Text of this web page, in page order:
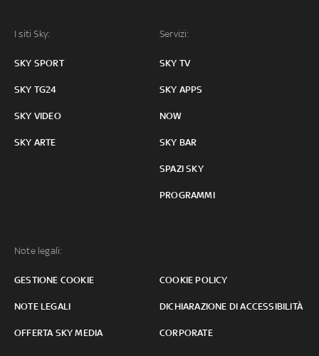
I siti Sky:
SKY SPORT
SKY TG24
SKY VIDEO
SKY ARTE
Servizi:
SKY TV
SKY APPS
NOW
SKY BAR
SPAZI SKY
PROGRAMMI
Note legali:
GESTIONE COOKIE COOKIE POLICY
NOTE LEGALI DICHIARAZIONE DI ACCESSIBILITÀ
OFFERTA SKY MEDIA CORPORATE